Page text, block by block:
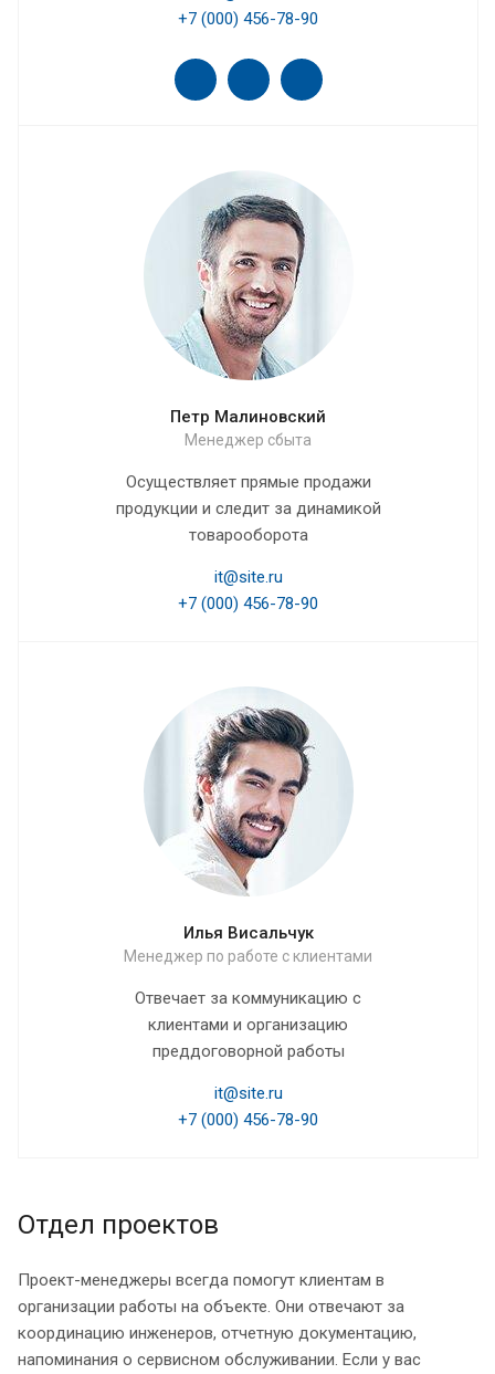
+7 (000) 456-78-90
Петр Малиновский
Менеджер сбыта
Осуществляет прямые продажи
продукции и следит за динамикой
товарооборота
it@site.ru
+7 (000) 456-78-90
Илья Висальчук
Менеджер по работе с клиентами
Отвечает за коммуникацию с
клиентами и организацию
преддоговорной работы
it@site.ru
+7 (000) 456-78-90
Отдел проектов
Проект-менеджеры всегда помогут клиентам в
организации работы на объекте. Они отвечают за
координацию инженеров, отчетную документацию,
напоминания о сервисном обслуживании. Если у вас